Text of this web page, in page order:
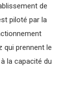
de
piloté par la
qui prennent le
la capacité du